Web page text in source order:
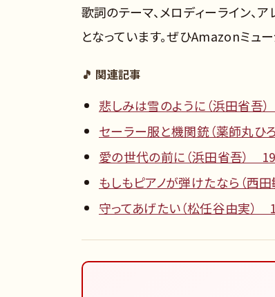
歌詞のテーマ、メロディーライン
となっています。ぜひAmazonミュ
🎵 関連記事
悲しみは雪のように（浜田省吾
セーラー服と機関銃（薬師丸ひ
愛の世代の前に（浜田省吾）
もしもピアノが弾けたなら（西
守ってあげたい（松任谷由実）